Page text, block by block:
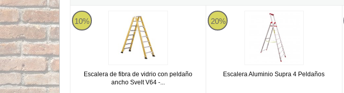
10%
Escalera de fibra de vidrio con peldaño
ancho Svelt V64 -...
Escalera de fibra de vidrio con peldaño ancho Svelt V64 - 4 peldaños
20%
Escalera Aluminio Supra 4 Peldaños
Escalera Aluminio Supra 4 Peldaños